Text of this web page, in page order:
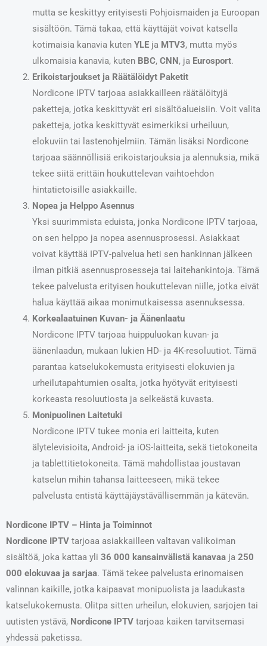
mutta se keskittyy erityisesti Pohjoismaiden ja Euroopan
sisältöön. Tämä takaa, että käyttäjät voivat katsella
kotimaisia kanavia kuten YLEja MTV3, mutta myös
ulkomaisia kanavia, kuten BBC, CNN , ja Eurosport.
Erikoistarjoukset ja Räätälöidyt Paketit
Nordicone IPTV tarjoaa asiakkailleen räätälöityjä
paketteja, jotka keskittyvät eri sisältöalueisiin. Voit valita
paketteja, jotka keskittyvät esimerkiksi urheiluun,
elokuviin tai lastenohjelmiin. Tämän lisäksi Nordicone
tarjoaa säännöllisiä erikoistarjouksia ja alennuksia, mikä
tekee siitä erittäin houkuttelevan vaihtoehdon
hintatietoisille asiakkaille.
Nopea ja Helppo Asennus
Yksi suurimmista eduista, jonka Nordicone IPTV tarjoaa,
on sen helppo ja nopea asennusprosessi. Asiakkaat
voivat käyttää IPTV-palvelua heti sen hankinnan jälkeen
ilman pitkiä asennusprosesseja tai laitehankintoja. Tämä
tekee palvelusta erityisen houkuttelevan niille, jotka eivät
halua käyttää aikaa monimutkaisessa asennuksessa.
Korkealaatuinen Kuvan- ja Äänenlaatu
Nordicone IPTV tarjoaa huippuluokan kuvan- ja
äänenlaadun, mukaan lukien HD- ja 4K-resoluutiot. Tämä
parantaa katselukokemusta erityisesti elokuvien ja
urheilutapahtumien osalta, jotka hyötyvät erityisesti
korkeasta resoluutiosta ja selkeästä kuvasta.
Monipuolinen Laitetuki
Nordicone IPTV tukee monia eri laitteita, kuten
älytelevisioita, Android- ja iOS-laitteita, sekä tietokoneita
ja tablettitietokoneita. Tämä mahdollistaa joustavan
katselun mihin tahansa laitteeseen, mikä tekee
palvelusta entistä käyttäjäystävällisemmän ja kätevän.
Nordicone IPTV – Hinta ja Toiminnot
Nordicone IPTV tarjoaa asiakkailleen valtavan valikoiman
sisältöä, joka kattaa yli 36 000 kansainvälistä kanavaa ja 250
000 elokuvaa ja sarjaa. Tämä tekee palvelusta erinomaisen
valinnan kaikille, jotka kaipaavat monipuolista ja laadukasta
katselukokemusta. Olitpa sitten urheilun, elokuvien, sarjojen tai
uutisten ystävä, Nordicone IPTV tarjoaa kaiken tarvitsemasi
yhdessä paketissa.